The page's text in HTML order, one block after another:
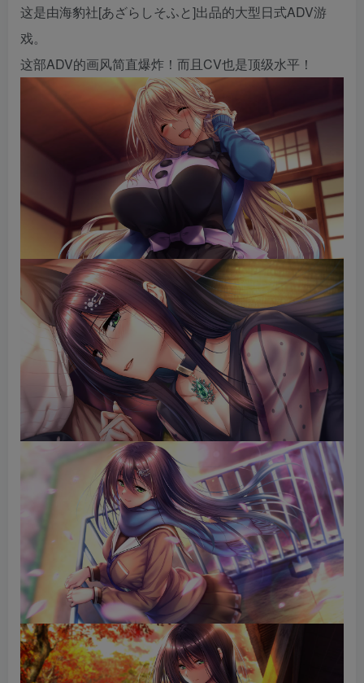
这是由海豹社[あざらしそふと]出品的大型日式ADV游
戏。
这部ADV的画风简直爆炸！而且CV也是顶级水平！